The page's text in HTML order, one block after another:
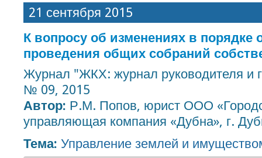
21 сентября 2015
К вопросу об изменениях в порядке
проведения общих собраний
Журнал "ЖКХ: журнал руководителя и
№ 09, 2015
Автор: Р.М. Попов, юрист ООО
управляющая компания «Дубна», г.
Тема: Управление землей и